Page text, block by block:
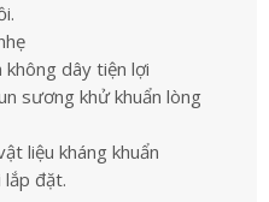
không dây tiện lợi
sương khử khuẩn lòng
liệu kháng khuẩn
đặt.